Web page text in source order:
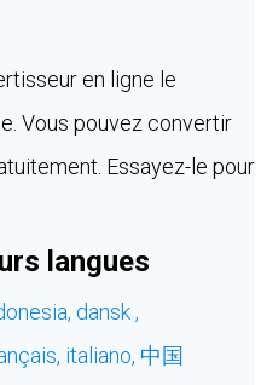
en ligne le
Vous pouvez convertir
Essayez-le pour
langues
dansk ,
italiano, 中国